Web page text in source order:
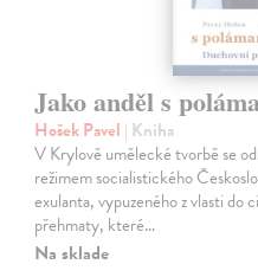
Jako anděl s
Hošek Pavel | Kniha
V Krylově umělecké tvorbě se
režimem socialistického
exulanta, vypuzeného z vlasti do
přehmaty, které…
Na sklade